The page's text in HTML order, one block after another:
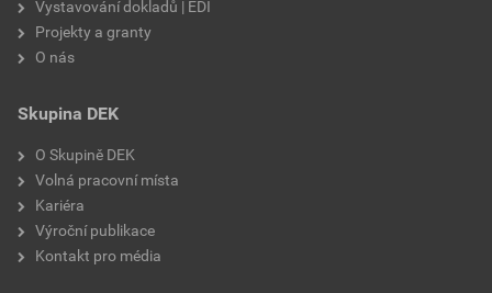
Vystavování dokladů | EDI
Projekty a granty
O nás
Skupina DEK
O Skupině DEK
Volná pracovní místa
Kariéra
Výroční publikace
Kontakt pro média